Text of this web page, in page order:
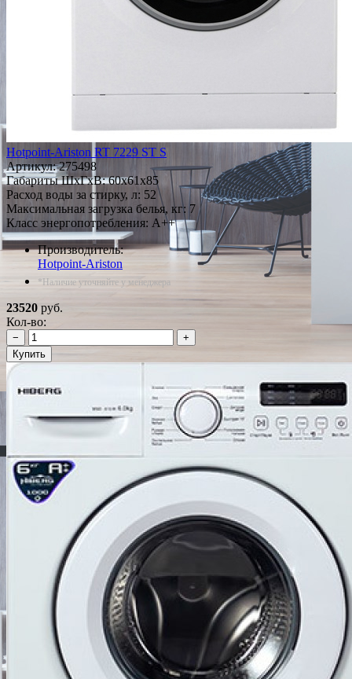
Hotpoint-Ariston RT 7229 ST S
Артикул:275498
Габариты ШxГxВ: 60x61x85
Расход воды за стирку, л: 52
Максимальная загрузка белья, кг: 7
Класс энергопотребления: A++
Производитель:
Hotpoint-Ariston
*Наличие уточняйте у менеджера
23520 руб.
Кол-во:
−
+
Купить